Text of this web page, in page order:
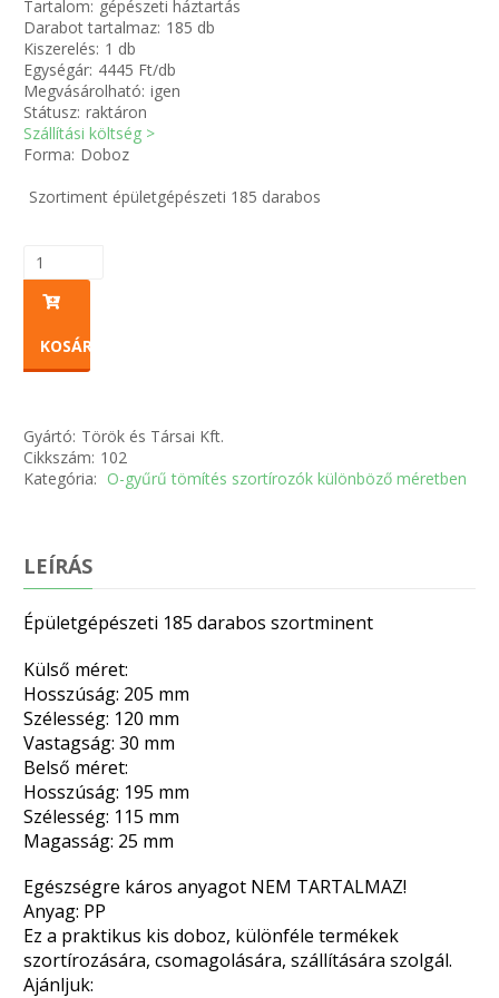
SIMÍTÓZÁRAS TASAK
LEÉRTÉKELT-MARADÉK ANYAGOK
Tartalom: gépészeti háztartás
Darabot tartalmaz: 185 db
Kiszerelés: 1 db
Egységár: 4445 Ft/db
Megvásárolható: igen
Státusz: raktáron
Szállítási költség >
Forma: Doboz
Szortiment épületgépészeti 185 darabos
KOSÁRBA
Gyártó: Török és Társai Kft.
Cikkszám: 102
Kategória: O-gyűrű tömítés szortírozók különböző méretben
LEÍRÁS
Épületgépészeti 185 darabos szortminent
Külső méret:
Hosszúság: 205 mm
Szélesség: 120 mm
Vastagság: 30 mm
Belső méret:
Hosszúság: 195 mm
Szélesség: 115 mm
Magasság: 25 mm
Egészségre káros anyagot NEM TARTALMAZ!
Anyag: PP
Ez a praktikus kis doboz, különféle termékek
szortírozására, csomagolására, szállítására szolgál.
Ajánljuk: